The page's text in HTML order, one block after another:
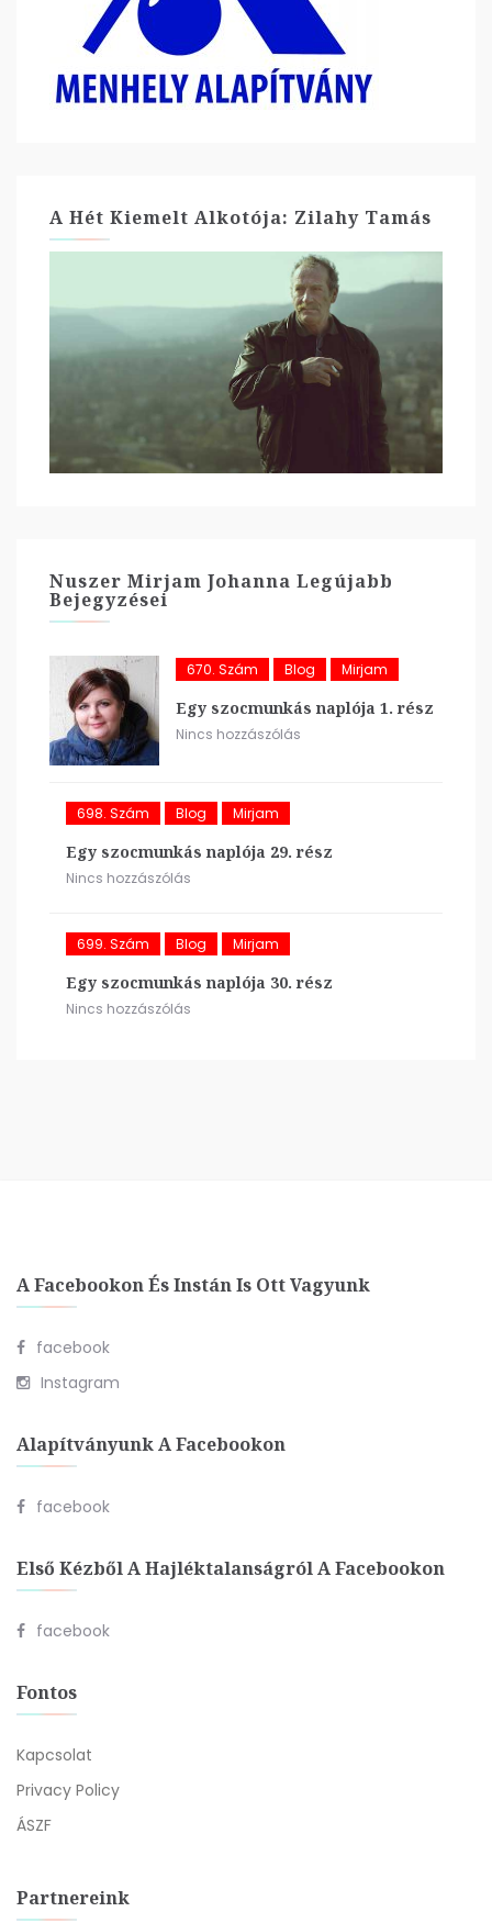
A Hét Kiemelt Alkotója: Zilahy Tamás
Nuszer Mirjam Johanna Legújabb
Bejegyzései
670. Szám Blog Mirjam
Egy szocmunkás naplója 1. rész
Nincs hozzászólás
698. Szám Blog Mirjam
Egy szocmunkás naplója 29. rész
Nincs hozzászólás
699. Szám Blog Mirjam
Egy szocmunkás naplója 30. rész
Nincs hozzászólás
A Facebookon És Instán Is Ott Vagyunk
facebook
Instagram
Alapítványunk A Facebookon
facebook
Első Kézből A Hajléktalanságról A Facebookon
facebook
Fontos
Kapcsolat
Privacy Policy
ÁSZF
Partnereink